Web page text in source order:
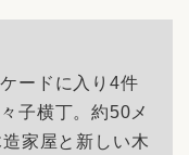
ードに入り4件
子横丁。約50メ
家屋と新しい木